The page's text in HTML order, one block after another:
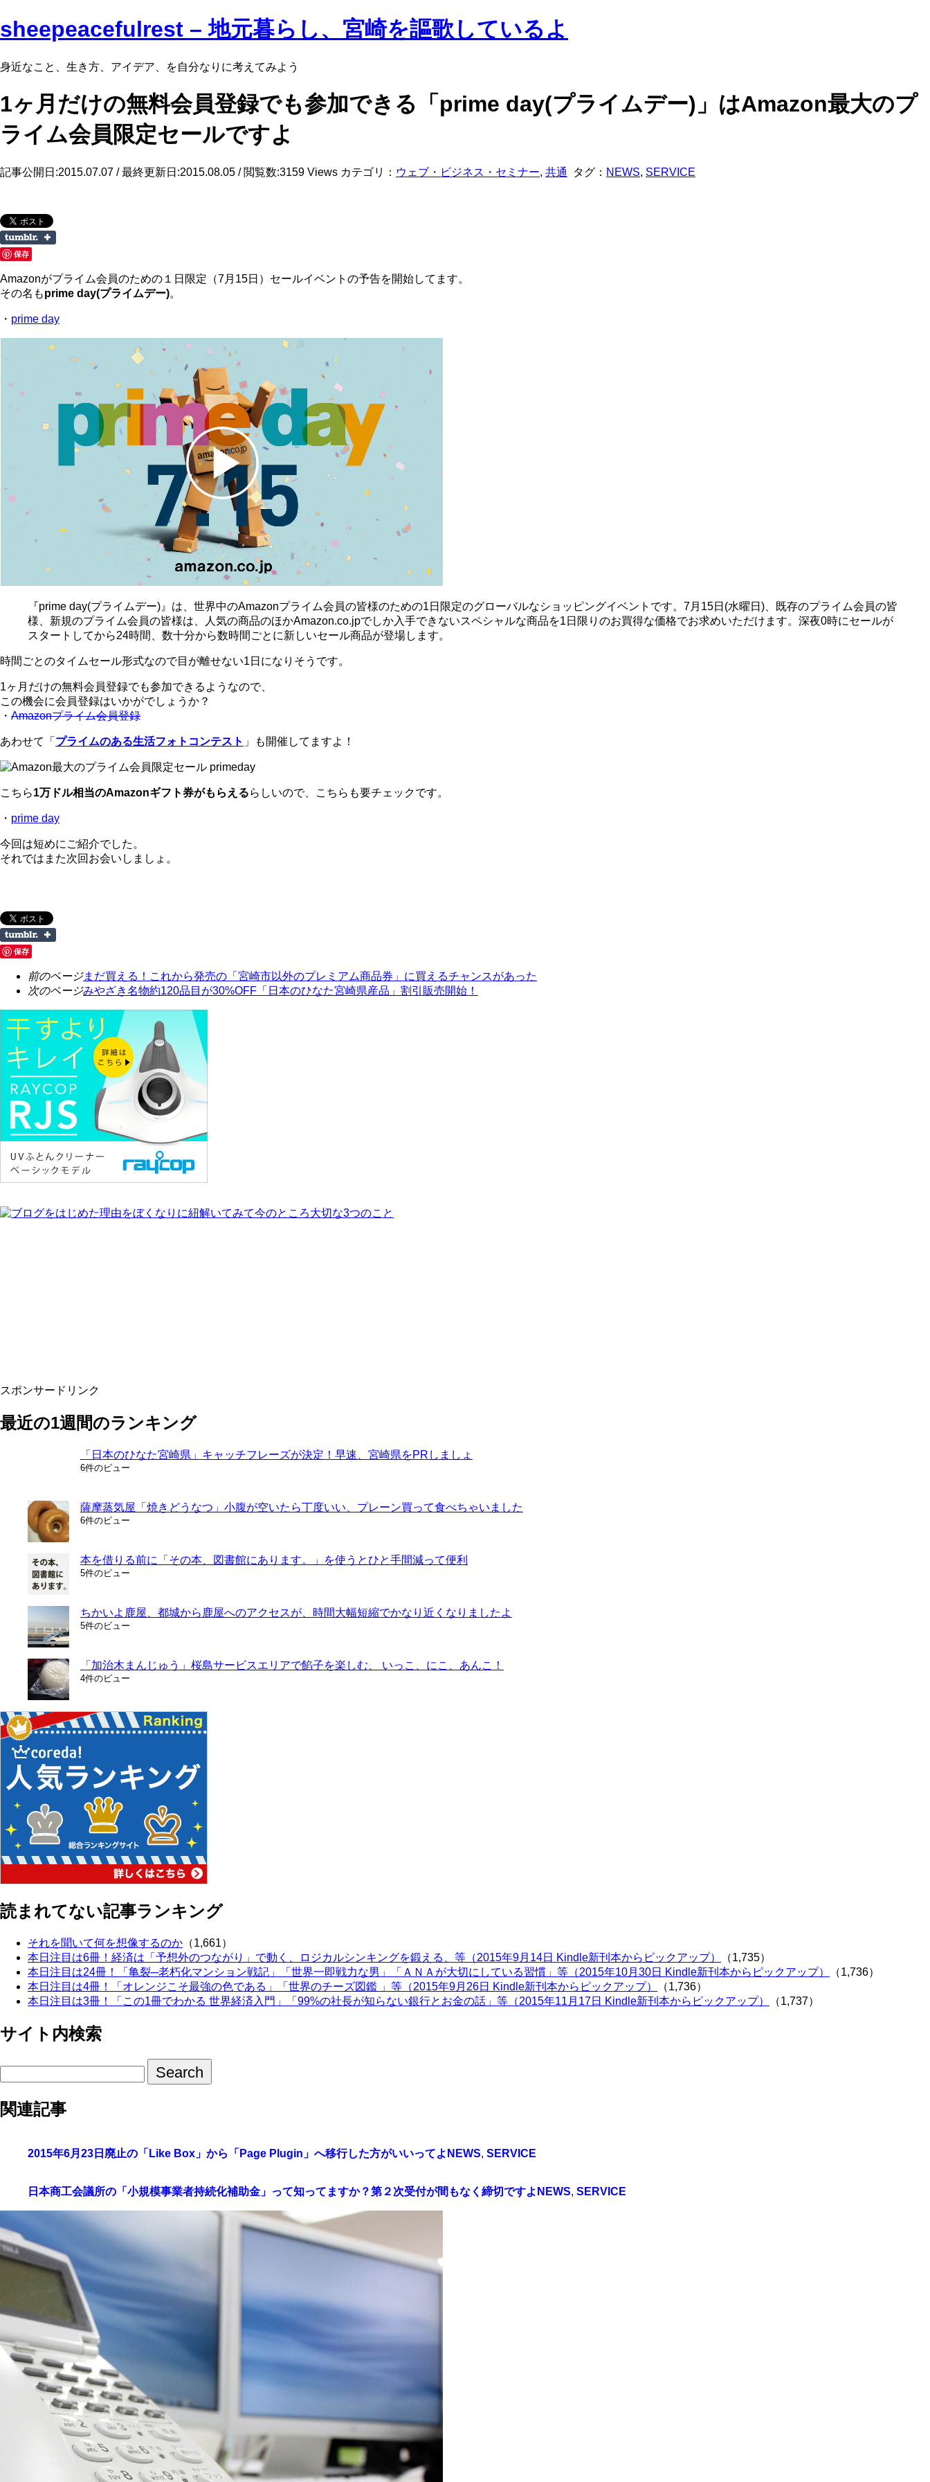
sheepeacefulrest – 地元暮らし、宮崎を謳歌しているよ
身近なこと、生き方、アイデア、を自分なりに考えてみよう
1ヶ月だけの無料会員登録でも参加できる「prime day(プライムデー)」はAmazon最大のプ
ライム会員限定セールですよ
記事公開日:2015.07.07 / 最終更新日:2015.08.05 / 閲覧数:3159 Views カテゴリ： ウェブ・ビジネス・セミナー, 共通 タグ： NEWS, SERVICE
保存
Amazonがプライム会員のための１日限定（7月15日）セールイベントの予告を開始してます。
その名もprime day(プライムデー)。
・ prime day
『prime day(プライムデー)』は、世界中のAmazonプライム会員の皆様のための1日限定のグローバルなショッピングイベントです。7月15日(水曜日)、既存のプライム会員の皆
様、新規のプライム会員の皆様は、人気の商品のほかAmazon.co.jpでしか入手できないスペシャルな商品を1日限りのお買得な価格でお求めいただけます。深夜0時にセールが
スタートしてから24時間、数十分から数時間ごとに新しいセール商品が登場します。
時間ごとのタイムセール形式なので目が離せない1日になりそうです。
1ヶ月だけの無料会員登録でも参加できるようなので、
この機会に会員登録はいかがでしょうか？
・ Amazonプライム会員登録
あわせて「 プライムのある生活フォトコンテスト 」も開催してますよ！
こちら1万ドル相当のAmazonギフト券がもらえるらしいので、こちらも要チェックです。
・ prime day
今回は短めにご紹介でした。
それではまた次回お会いしましょ。
保存
前のページまだ買える！これから発売の「宮崎市以外のプレミアム商品券」に買えるチャンスがあった
次のページみやざき名物約120品目が30%OFF「日本のひなた宮崎県産品」割引販売開始！
スポンサードリンク
最近の1週間のランキング
「日本のひなた宮崎県」キャッチフレーズが決定！早速、宮崎県をPRしましょ
6件のビュー
薩摩蒸気屋「焼きどうなつ」小腹が空いたら丁度いい、プレーン買って食べちゃいました
6件のビュー
本を借りる前に「その本、図書館にあります。」を使うとひと手間減って便利
5件のビュー
ちかいよ鹿屋、都城から鹿屋へのアクセスが、時間大幅短縮でかなり近くなりましたよ
5件のビュー
「加治木まんじゅう」桜島サービスエリアで餡子を楽しむ、 いっこ、にこ、あんこ！
4件のビュー
読まれてない記事ランキング
それを聞いて何を想像するのか （1,661）
本日注目は6冊！経済は「予想外のつながり」で動く、ロジカルシンキングを鍛える、等（2015年9月14日 Kindle新刊本からピックアップ）
（1,735）
本日注目は24冊！「亀裂─老朽化マンション戦記」「世界一即戦力な男」「ＡＮＡが大切にしている習慣」等（2015年10月30日 Kindle新刊本からピックアップ）
（1,736）
本日注目は4冊！「オレンジこそ最強の色である」「世界のチーズ図鑑 」等（2015年9月26日 Kindle新刊本からピックアップ）
（1,736）
本日注目は3冊！「この1冊でわかる 世界経済入門」「99%の社長が知らない銀行とお金の話」等（2015年11月17日 Kindle新刊本からピックアップ）
（1,737）
サイト内検索
関連記事
2015年6月23日廃止の「Like Box」から「Page Plugin」へ移行した方がいいってよ NEWS, SERVICE
日本商工会議所の「小規模事業者持続化補助金」って知ってますか？第２次受付が間もなく締切ですよ NEWS, SERVICE